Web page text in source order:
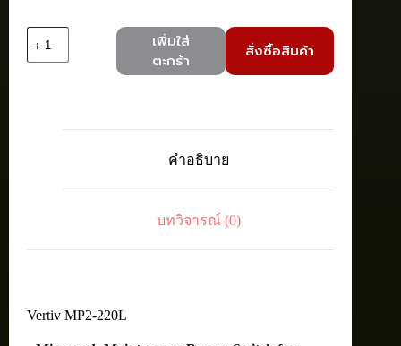
Vertiv
Bypass
to
เพิ่มใส่
ตะกร้า
สั่งซื้อสินค้า
คำอธิบาย
บทวิจารณ์ (0)
Vertiv MP2-220L